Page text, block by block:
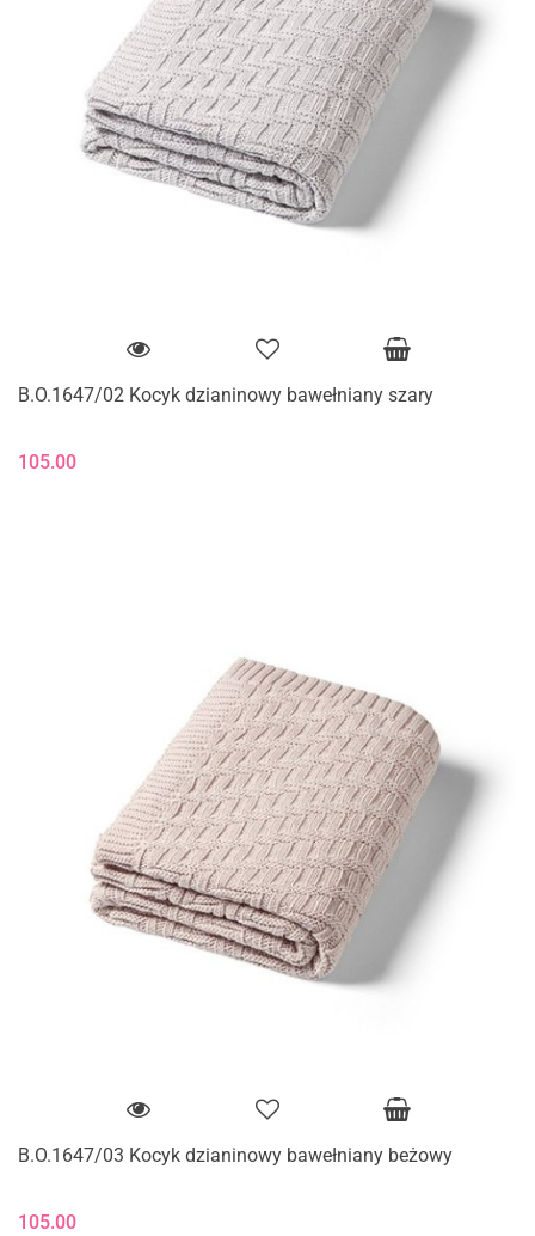
B.O.1647/02 Kocyk dzianinowy bawełniany szary
105.00
B.O.1647/03 Kocyk dzianinowy bawełniany beżowy
105.00